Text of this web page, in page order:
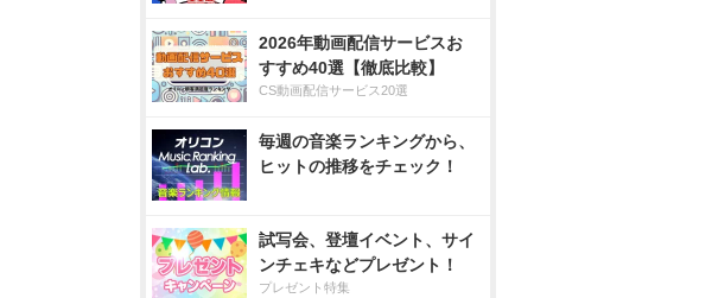
2026年動画配信サービスお
すすめ40選【徹底比較】
CS動画配信サービス20選
毎週の音楽ランキングから、
ヒットの推移をチェック！
試写会、登壇イベント、サイ
ンチェキなどプレゼント！
プレゼント特集